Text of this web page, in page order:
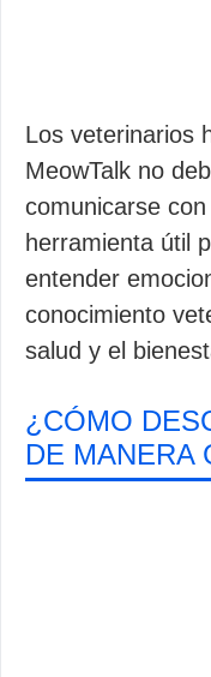
Los veterinarios
MeowTalk no
comunicarse
herramienta útil
entender
conocimiento
salud y el
¿CÓMO
DE MANERA